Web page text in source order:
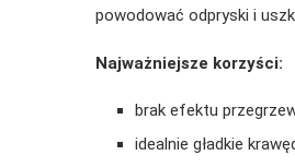
powodować odpryski i
Najważniejsze korzyści:
brak efektu
idealnie gładkie